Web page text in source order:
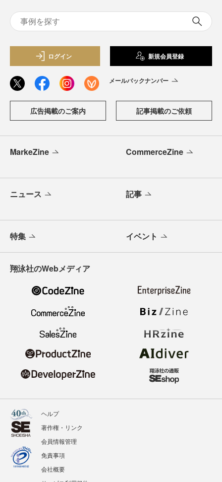
ログイン 新規会員登録
メールバックナンバー
広告掲載のご案内 記事掲載のご依頼
MarkeZine CommerceZine
ニュース 記事
特集 イベント
翔泳社のWebメディア
ヘルプ
著作権・リンク
会員情報管理
免責事項
会社概要